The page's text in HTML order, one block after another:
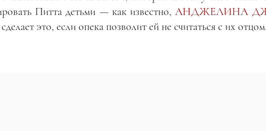
Питта детьми — как известно,АНДЖЕЛИНА
это, если опека позволит ей не считаться с их отцом.